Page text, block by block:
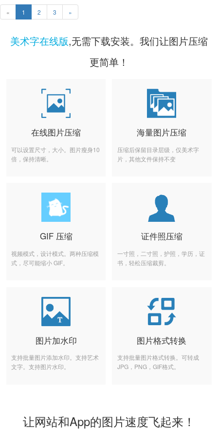
« 1 2 3 »
美术字在线版,无需下载安装。我们让图片压缩
更简单！
在线图片压缩
可以设置尺寸，大小。图片瘦身10
倍，保持清晰。
海量图片压缩
压缩后保留目录层级，仅美术字
片，其他文件保持不变
GIF 压缩
视频模式，设计模式。两种压缩模
式，尽可能缩小 GIF。
证件照压缩
一寸照，二寸照，护照，学历，证
书，轻松压缩裁剪。
图片加水印
支持批量图片添加水印。支持艺术
文字。支持图片水印。
图片格式转换
支持批量图片格式转换。可转成
JPG，PNG，GIF格式。
让网站和App的图片速度飞起来！